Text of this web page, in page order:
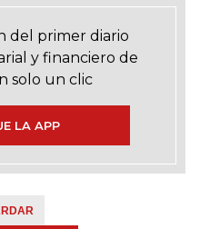
del primer diario
y financiero de
solo un clic
LA APP